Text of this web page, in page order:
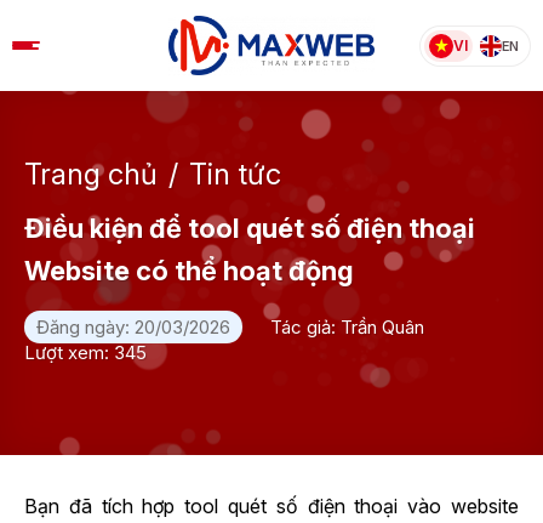
to
VI EN
Trang chủ / Tin tức
Điều kiện để tool quét số điện thoại
Website có thể hoạt động
Đăng ngày: 20/03/2026
Tác giả: Trần Quân
Lượt xem: 345
Bạn đã tích hợp tool quét số điện thoại vào website